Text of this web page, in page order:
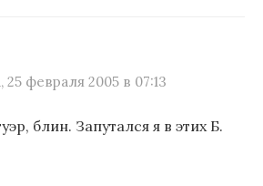
25 февраля 2005 в 07:13
блин. Запутался я в этих Б.